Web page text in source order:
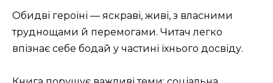
Обидві героїні — яскраві, живі, з власними
труднощами й перемогами. Читач легко
впізнає себе бодай у частині їхнього досвіду.